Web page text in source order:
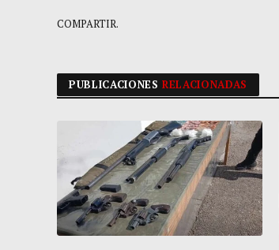
COMPARTIR.
PUBLICACIONESRELACIONADAS